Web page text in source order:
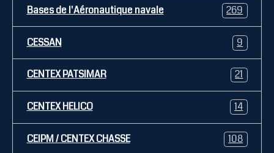
Bases de l'Aéronautique navale 269
CESSAN 9
CENTEX PATSIMAR 21
CENTEX HELICO 14
CEIPM / CENTEX CHASSE 108